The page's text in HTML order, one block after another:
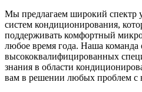
Мы предлагаем широкий спектр
систем кондиционирования,
поддерживать комфортный
любое время года. Наша
высококвалифицированных
знания в области
вам в решении любых проблем с